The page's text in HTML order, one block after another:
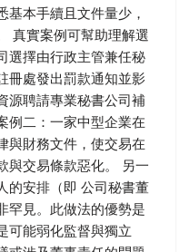
基本手續且文件量少，
真實案例可幫助理解選
選擇由行政主管兼任秘
冊處發出罰款通知並影
源聘請專業秘書公司補
例二：一家中型企業在
與財務文件，使交易在
與交易條款惡化。 另一
的安排（即 公司秘書董
罕見。此做法的優勢是
可能弱化監督與獨立